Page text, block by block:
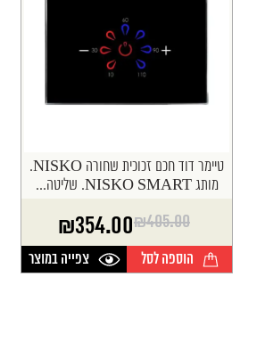
טיימר דוד חכם זכוכית שחורה NISKO.
מותג NISKO SMART. שליטה...
₪405.00
המחיר
המקורי
היה:
₪354.00
המחיר
הנוכחי
הוא:
הוספה לסל צפייה במוצר